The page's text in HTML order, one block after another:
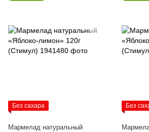
Без сахара
Мармелад натуральный
Без